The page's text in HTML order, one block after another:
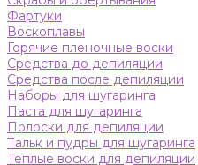
Фартуки
Воскоплавы
Горячие пленочные воски
Средства до депиляции
Средства после депиляции
Наборы для шугаринга
Паста для шугаринга
Полоски для депиляции
Тальк и пудры для шугаринга
Теплые воски для депиляции